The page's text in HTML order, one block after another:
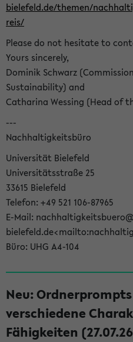
bielefeld.de/themen/
reis/
Please do not hesitate to
Yours sincerely,
Dominik Schwarz
Sustainability) and
Catharina Wessing (Head of
---
Nachhaltigkeitsbüro
Universität Bielefeld
Universitätsstraße 25
33615 Bielefeld
Telefon: +49 521 106-87965
E-Mail:
Büro: UHG A4-104
Neu:
verschiedene
Fähigkeiten